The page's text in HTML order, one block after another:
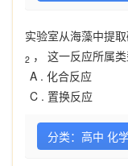
实验室从海藻中提
2 ， 这一反应所属
A . 化合反应
C . 置换反应
分类：高中 化